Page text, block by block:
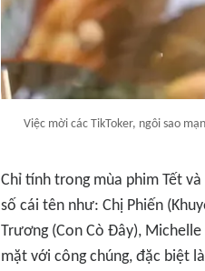
Việc mời các TikToker, ngôi sao
Chỉ tính trong mùa phim Tết
số cái tên như: Chị Phiến
Trương (Con Cò Đây),
mặt với công chúng, đặc biệt